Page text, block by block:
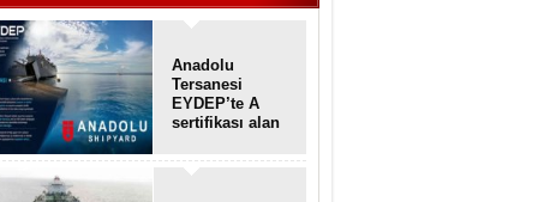
Anadolu
Tersanesi
EYDEP’te A
sertifikası alan